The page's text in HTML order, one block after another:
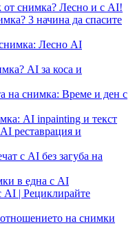
от снимка? Лесно и с AI!
3 начина да спасите
Лесно AI
AI за коса и
на снимка: Време и ден с
AI inpainting и текст
реставрация и
с AI без загуба на
в една с AI
AI | Рециклирайте
на снимки